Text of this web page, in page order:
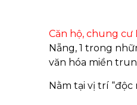
Căn hộ, chung
Nẵng, 1 trong
văn hóa miền
Nằm tại vị trí